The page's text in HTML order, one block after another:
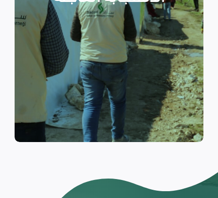
النزوح.
اقرأ المزيد